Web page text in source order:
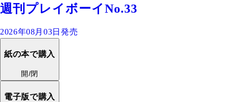
週刊プレイボーイNo.33
2026年08月03日発売
紙の本で購入
開/閉
電子版で購入